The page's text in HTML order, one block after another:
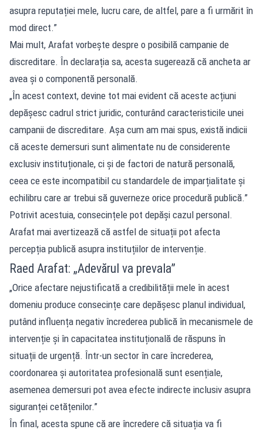
asupra reputației mele, lucru care, de altfel, pare a fi urmărit în
mod direct.”
Mai mult, Arafat vorbește despre o posibilă campanie de
discreditare. În declarația sa, acesta sugerează că ancheta ar
avea și o componentă personală.
„În acest context, devine tot mai evident că aceste acțiuni
depășesc cadrul strict juridic, conturând caracteristicile unei
campanii de discreditare. Așa cum am mai spus, există indicii
că aceste demersuri sunt alimentate nu de considerente
exclusiv instituționale, ci și de factori de natură personală,
ceea ce este incompatibil cu standardele de imparțialitate și
echilibru care ar trebui să guverneze orice procedură publică.”
Potrivit acestuia, consecințele pot depăși cazul personal.
Arafat mai avertizează că astfel de situații pot afecta
percepția publică asupra instituțiilor de intervenție.
Raed Arafat: „Adevărul va prevala”
„Orice afectare nejustificată a credibilității mele în acest
domeniu produce consecințe care depășesc planul individual,
putând influența negativ încrederea publică în mecanismele de
intervenție și în capacitatea instituțională de răspuns în
situații de urgență. Într-un sector în care încrederea,
coordonarea și autoritatea profesională sunt esențiale,
asemenea demersuri pot avea efecte indirecte inclusiv asupra
siguranței cetățenilor.”
În final, acesta spune că are încredere că situația va fi